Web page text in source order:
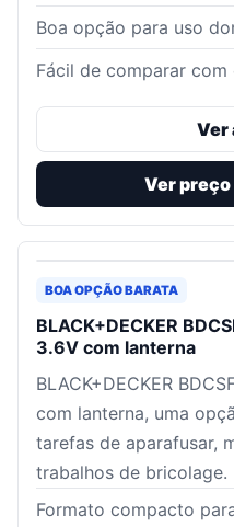
Boa opção para uso
Fácil de comparar
Ver
Ver preço
BOA OPÇÃO BARATA
BLACK+DECKER
3.6V com lanterna
BLACK+DECKER
com lanterna, uma
tarefas de aparafusar,
trabalhos de bricolage.
Formato compacto